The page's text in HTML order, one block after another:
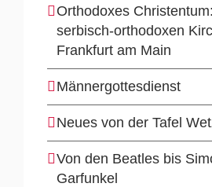
Orthodoxes
serbisch-orthodoxen
Frankfurt am Main
Männergottesdienst
Neues von der Tafel
Von den Beatles bis
Garfunkel